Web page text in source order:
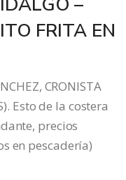
FRITA EN
CRONISTA
Esto de la costera
precios
en pescadería)